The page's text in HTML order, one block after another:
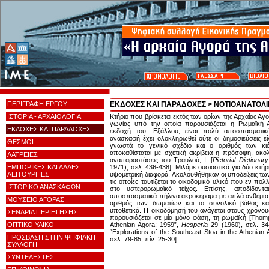
ΠΕΡΙΓΡΑΦΗ ΕΡΓΟΥ
ΙΣΤΟΡΙΑ - ΑΡΧΑΙΟΛΟΓΙΑ
ΕΚΔΟΧΕΣ ΚΑΙ ΠΑΡΑΔΟΧΕΣ
ΘΕΣΜΟΙ
ΛΑΤΡΕΙΕΣ
ΕΜΠΟΡΙΚΕΣ ΚΑΙ ΑΛΛΕΣ
ΛΕΙΤΟΥΡΓΙΕΣ
ΙΣΤΟΡΙΚΟ ΑΝΑΣΚΑΦΩΝ
ΜΟΥΣΕΙΟ ΑΓΟΡΑΣ
ΣΕΝΑΡΙΑ ΠΕΡΙΗΓΗΣΗΣ
ΟΠΤΙΚΟ ΥΛΙΚΟ
ΠΡΟΣΒΑΣΗ ΣΤΗΝ ΨΗΦΙΑΚΗ
ΣΥΛΛΟΓΗ
ΣΥΝΤΕΛΕΣΤΕΣ
ΕΚΔΟΧΕΣ ΚΑΙ ΠΑΡΑΔΟΧΕΣ >
Κτήριο που βρίσκεται εκτός των ορίων της Αρχαίας
γωνίας υπό την οποία παρουσιάζεται η Ρωμαϊκή
εκδοχή του. Εξάλλου, είναι πολύ
ανασκαφή έχει ολοκληρωθεί ούτε οι δημοσιεύσεις
γνωστά το γενικό σχέδιο και ο αριθμός των
αποκαθίσταται με σχετική ακρίβεια η πρόσοψη,
αναπαραστάσεις του Τραυλού, Ι. [Pictorial
1971), σελ. 436-438]. Μιλάμε ουσιαστικά για δύο
υψομετρική διαφορά. Ακολουθήθηκαν οι υποδείξεις
τις οποίες ταυτίζεται το οικοδομικό υλικό που εν
στο υστερορωμαϊκό τείχος. Επίσης,
αποσπασματικά πήλινα ακροκέραμα με απλά
αριθμός των δωματίων και το συνολικό βάθος
υποθετικά. Η οικοδόμησή του ανάγεται στους
παρουσιάζεται σε μία μόνο φάση, τη ρωμαϊκή
Athenian Agora: 1959”,
Hesperia 29 (1960), σελ.
“Explorations of the Southeast Stoa in the Athenian
σελ. 79-85, πίν. 25-30].